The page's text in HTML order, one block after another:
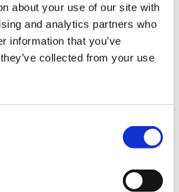
about your use of our site with
and analytics partners who
information that you’ve
collected from your use
aggiuntiva€ 295
singolaa settimana € 65
out: domenica
dicembre.
2025 a 4 gennaio 2026.